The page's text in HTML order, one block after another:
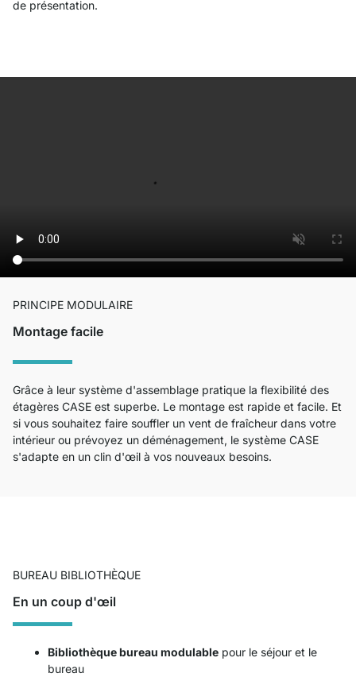
de présentation.
PRINCIPE MODULAIRE
Montage facile
Grâce à leur système d'assemblage pratique la flexibilité des
étagères CASE est superbe. Le montage est rapide et facile. Et
si vous souhaitez faire souffler un vent de fraîcheur dans votre
intérieur ou prévoyez un déménagement, le système CASE
s'adapte en un clin d'œil à vos nouveaux besoins.
BUREAU BIBLIOTHÈQUE
En un coup d'œil
Bibliothèque bureau modulable pour le séjour et le
bureau